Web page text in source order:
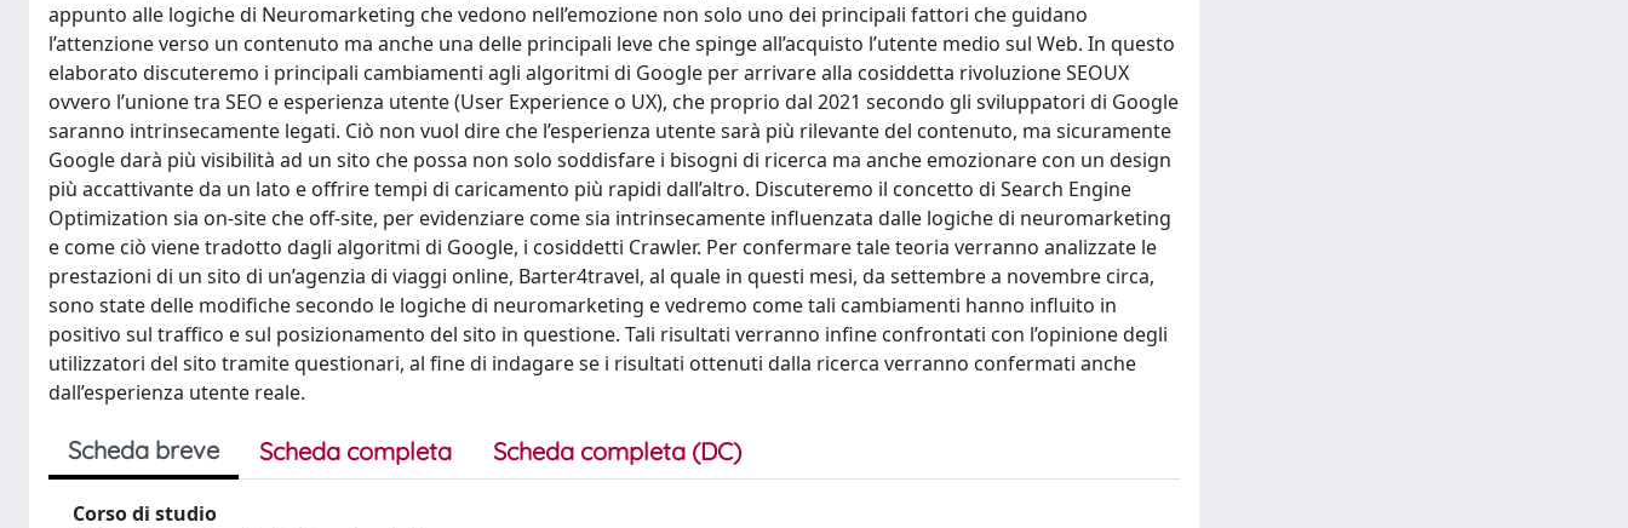
appunto alle logiche di Neuromarketing che vedono nell’emozione non solo uno dei principali fattori che guidano
l’attenzione verso un contenuto ma anche una delle principali leve che spinge all’acquisto l’utente medio sul Web. In questo
elaborato discuteremo i principali cambiamenti agli algoritmi di Google per arrivare alla cosiddetta rivoluzione SEOUX
ovvero l’unione tra SEO e esperienza utente (User Experience o UX), che proprio dal 2021 secondo gli sviluppatori di Google
saranno intrinsecamente legati. Ciò non vuol dire che l’esperienza utente sarà più rilevante del contenuto, ma sicuramente
Google darà più visibilità ad un sito che possa non solo soddisfare i bisogni di ricerca ma anche emozionare con un design
più accattivante da un lato e offrire tempi di caricamento più rapidi dall’altro. Discuteremo il concetto di Search Engine
Optimization sia on-site che off-site, per evidenziare come sia intrinsecamente influenzata dalle logiche di neuromarketing
e come ciò viene tradotto dagli algoritmi di Google, i cosiddetti Crawler. Per confermare tale teoria verranno analizzate le
prestazioni di un sito di un’agenzia di viaggi online, Barter4travel, al quale in questi mesi, da settembre a novembre circa,
sono state delle modifiche secondo le logiche di neuromarketing e vedremo come tali cambiamenti hanno influito in
positivo sul traffico e sul posizionamento del sito in questione. Tali risultati verranno infine confrontati con l’opinione degli
utilizzatori del sito tramite questionari, al fine di indagare se i risultati ottenuti dalla ricerca verranno confermati anche
dall’esperienza utente reale.
Scheda breve Scheda completa Scheda completa (DC)
Corso di studio